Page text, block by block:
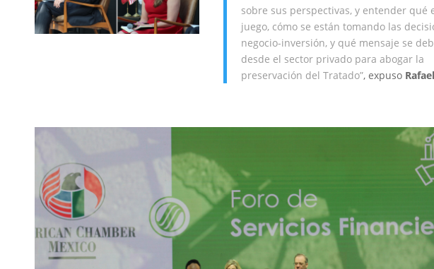
sobre sus perspectivas, y entender qué
juego, cómo se están tomando las
negocio-inversión, y qué mensaje se
desde el sector privado para abogar la
preservación del Tratado”, expuso